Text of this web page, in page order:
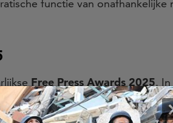
functie van onafhankelijke
Free Press Awards 2025.
Journalist Award– wordt
moed en vasthoudendheid in